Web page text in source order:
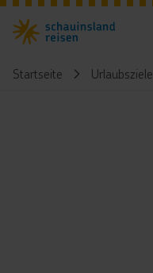
Startseite Urlaubsziele